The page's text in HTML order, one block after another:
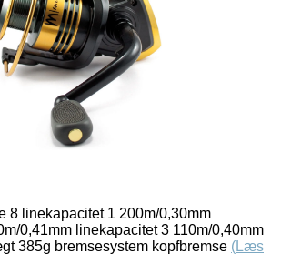
8 linekapacitet 1 200m/0,30mm
0,41mm linekapacitet 3 110m/0,40mm
385g bremsesystem kopfbremse (Læs